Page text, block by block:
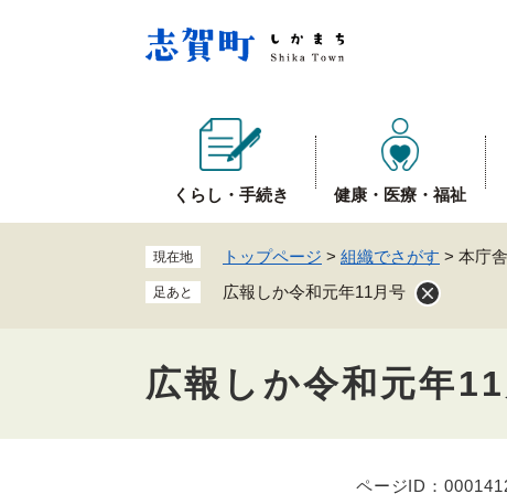
ー
ジ
。
くらし・手続き 健康・医療・福祉
現在地 トップページ > 組織でさがす > 本庁舎
足あと 広報しか令和元年11月号
広報しか令和元年
ページID：